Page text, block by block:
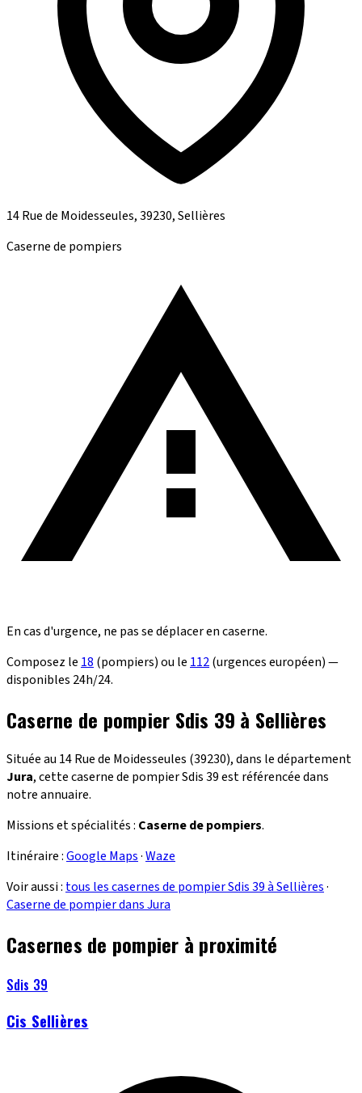
14 Rue de Moidesseules, 39230, Sellières
Caserne de pompiers
En cas d'urgence, ne pas se déplacer en caserne.
Composez le 18 (pompiers) ou le 112(urgences européen) —
disponibles 24h/24.
Caserne de pompier Sdis 39 à Sellières
Située au 14 Rue de Moidesseules (39230), dans le département
Jura, cette caserne de pompier Sdis 39 est référencée dans
notre annuaire.
Missions et spécialités : Caserne de pompiers.
Itinéraire :Google Maps·Waze
Voir aussi : tous les casernes de pompier Sdis 39 à Sellières·
Caserne de pompier dans Jura
Casernes de pompier à proximité
Sdis 39
Cis Sellières